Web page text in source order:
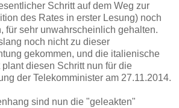
Schritt auf dem Weg zur
des Rates in erster Lesung) noch
für sehr unwahrscheinlich gehalten.
noch nicht zu dieser
gekommen, und die italienische
diesen Schritt nun für die
der Telekomminister am 27.11.2014.
sind nun die "geleakten"